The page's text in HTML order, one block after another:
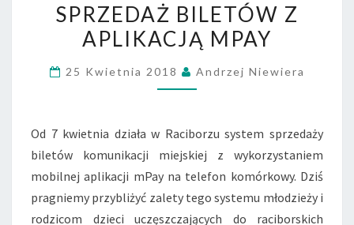
BILETÓW
Z
MPAY
SPRZEDAŻ BILETÓW Z
APLIKACJĄ MPAY
25 Kwietnia 2018 Andrzej Niewiera
Od 7 kwietnia działa w Raciborzu system sprzedaży
biletów komunikacji miejskiej z wykorzystaniem
mobilnej aplikacji mPay na telefon komórkowy. Dziś
pragniemy przybliżyć zalety tego systemu młodzieży i
rodzicom dzieci uczęszczających do raciborskich